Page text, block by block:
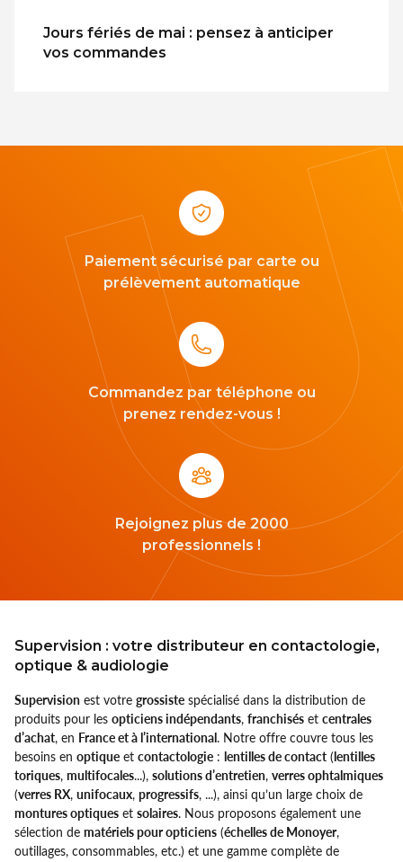
Jours fériés de mai : pensez à anticiper
vos commandes
Paiement sécurisé par carte ou
prélèvement automatique
Commandez par téléphone ou
prenez rendez-vous !
Rejoignez plus de 2000
professionnels !
Supervision : votre distributeur en contactologie,
optique & audiologie
Supervision est votre grossiste spécialisé dans la distribution de
produits pour les opticiens indépendants, franchisés et centrales
d’achat, en France et à l’international. Notre offre couvre tous les
besoins en optique et contactologie : lentilles de contact (lentilles
toriques, multifocales...), solutions d’entretien, verres ophtalmiques
(verres RX, unifocaux, progressifs, ...), ainsi qu’un large choix de
montures optiques et solaires. Nous proposons également une
sélection de matériels pour opticiens (échelles de Monoyer,
outillages, consommables, etc.) et une gamme complète de